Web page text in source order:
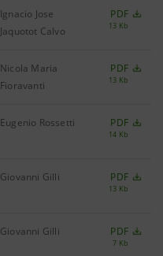
Ignacio Jose
Jaquotot Calvo
PDF
13 Kb
Nicola Maria
Fioravanti
PDF
13 Kb
Eugenio Rossetti PDF
14 Kb
Giovanni Gilli PDF
13 Kb
Giovanni Gilli PDF
7 Kb